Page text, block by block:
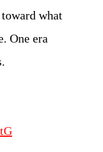
what
One era